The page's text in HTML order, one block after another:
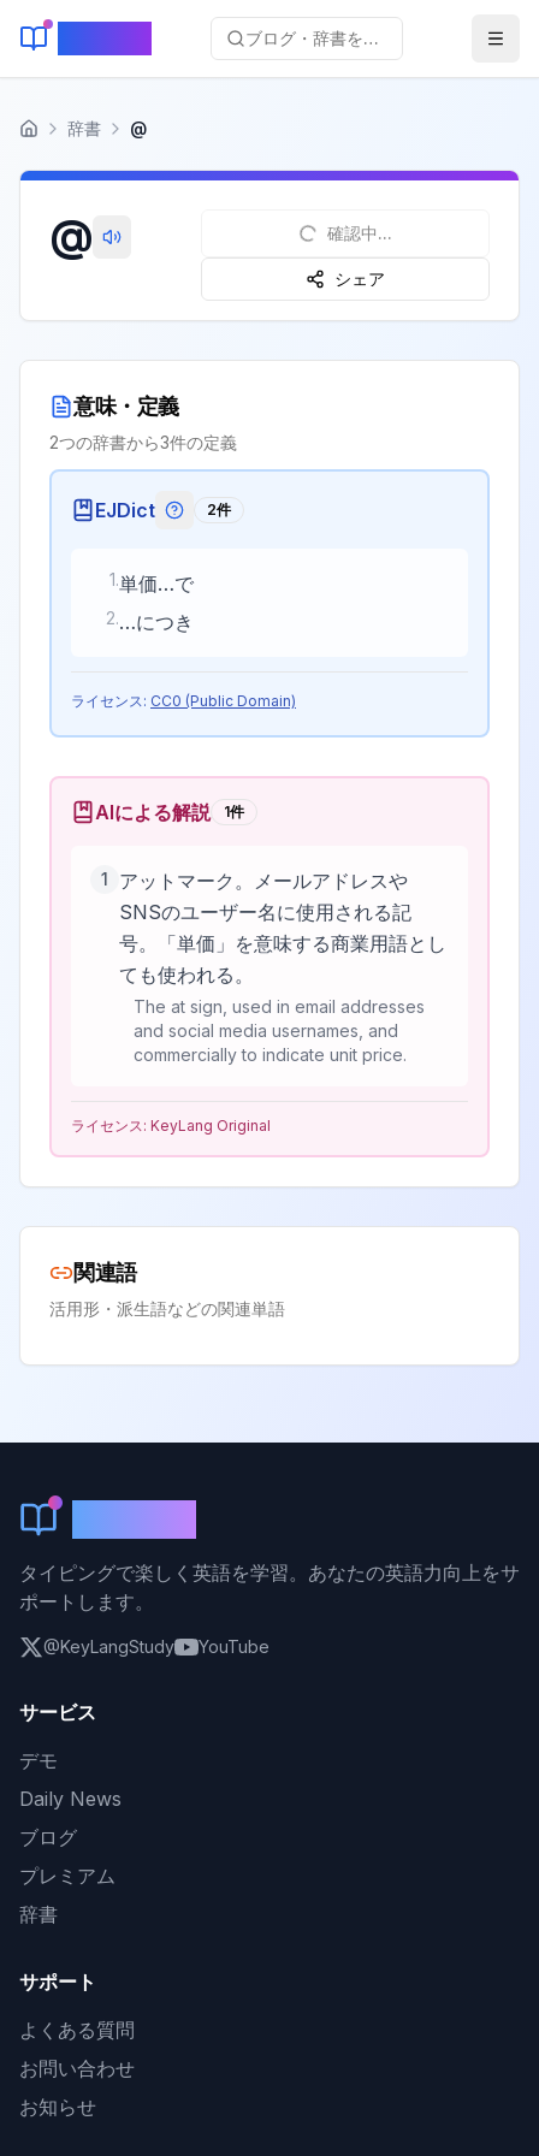
ブログ・辞書を検索...
ホーム 辞書 @
@ 確認中...
シェア
意味・定義
2つの辞書から3件の定義
EJDict EJDictの記号説明
2件
1.単価…で
2.…につき
ライセンス: CC0 (Public Domain)
AIによる解説 1件
1
アットマーク。メールアドレスや
SNSのユーザー名に使用される記
号。「単価」を意味する商業用語とし
ても使われる。
The at sign, used in email addresses
and social media usernames, and
commercially to indicate unit price.
ライセンス: KeyLang Original
関連語
活用形・派生語などの関連単語
タイピングで楽しく英語を学習。あなたの英語力向上をサ
ポートします。
@KeyLangStudy YouTube
サービス
デモ
Daily News
ブログ
プレミアム
辞書
サポート
よくある質問
お問い合わせ
お知らせ